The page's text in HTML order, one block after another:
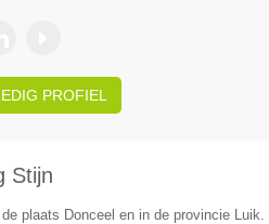
PROFIEL
Stijn
plaats Donceel en in de provincie Luik.